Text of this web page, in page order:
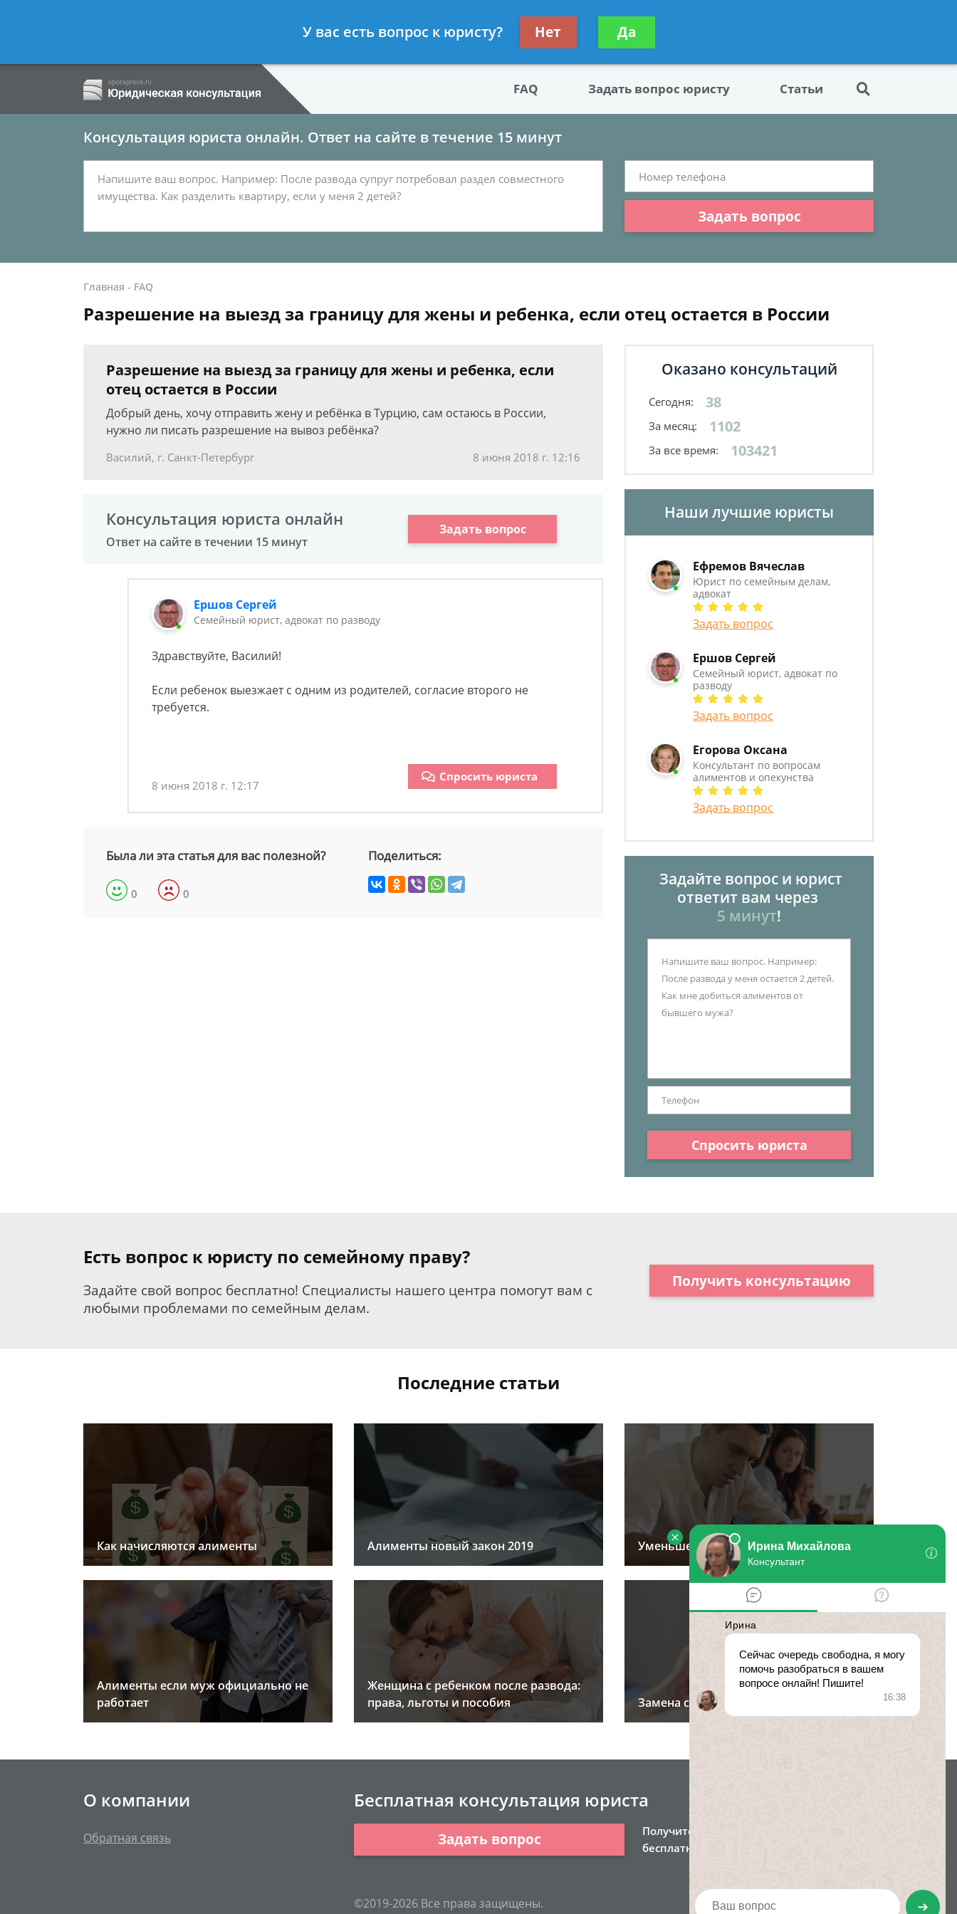
- Семейный юрист, адвокат по разводу
Получите консультацию
бесплатно
FAQ Задать вопрос юристу Статьи
Консультация юриста онлайн. Ответ на сайте в течение 15 минут
Задать вопрос
Главная - FAQ
Разрешение на выезд за границу для жены и ребенка, если отец остается в России
Разрешение на выезд за границу для жены и ребенка, если
отец остается в России
Добрый день, хочу отправить жену и ребёнка в Турцию, сам остаюсь в России,
нужно ли писать разрешение на вывоз ребёнка?
Василий, г. Санкт-Петербург 8 июня 2018 г. 12:16
Консультация юриста онлайн
Ответ на сайте в течении 15 минут
Задать вопрос
Ершов Сергей
Семейный юрист, адвокат по разводу
Здравствуйте, Василий!
Если ребенок выезжает с одним из родителей, согласие второго не
требуется.
8 июня 2018 г. 12:17
Спросить юриста
Была ли эта статья для вас полезной?
0 0
Поделиться:
Оказано консультаций
Сегодня: 38
За месяц: 1102
За все время: 103421
Наши лучшие юристы
Ефремов Вячеслав
Юрист по семейным делам,
адвокат
Задать вопрос
Ершов Сергей
Семейный юрист, адвокат по
разводу
Задать вопрос
Егорова Оксана
Консультант по вопросам
алиментов и опекунства
Задать вопрос
Задайте вопрос и юрист
ответит вам через
5 минут!
Спросить юриста
Есть вопрос к юристу по семейному праву?
Задайте свой вопрос бесплатно! Специалисты нашего центра помогут вам с
любыми проблемами по семейным делам.
Получить консультацию
Последние статьи
Как начисляются алименты Алименты новый закон 2019 Уменьшение размера алиментов
Алименты если муж официально не
работает
Женщина с ребенком после развода:
права, льготы и пособия
Замена свидетельства о рождении
О компании
Обратная связь
Бесплатная консультация юриста
Задать вопрос
Получите консультацию
бесплатно
©2019-2026 Все права защищены.
У вас есть вопрос к юристу? Нет Да